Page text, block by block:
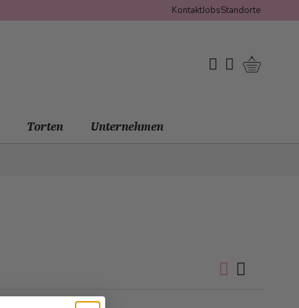
KontaktJobsStandorte
My Wishlist
Mein Konto
Torten Unternehmen